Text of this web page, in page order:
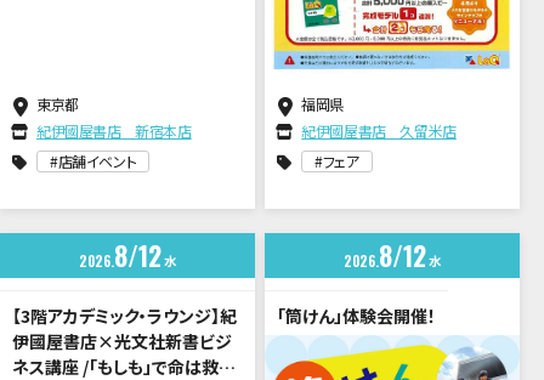
東京都
紀伊國屋書店 新宿本店
店舗イベント
福岡県
紀伊國屋書店 久留米店
フェア
20268 12水
【3階アカデミック・ラウンジ】紀
伊國屋書店×光文社新書ビジ
ネス講座 /「もしも」で命は救え
2026 8 12水
「筒けん」体験会開催！